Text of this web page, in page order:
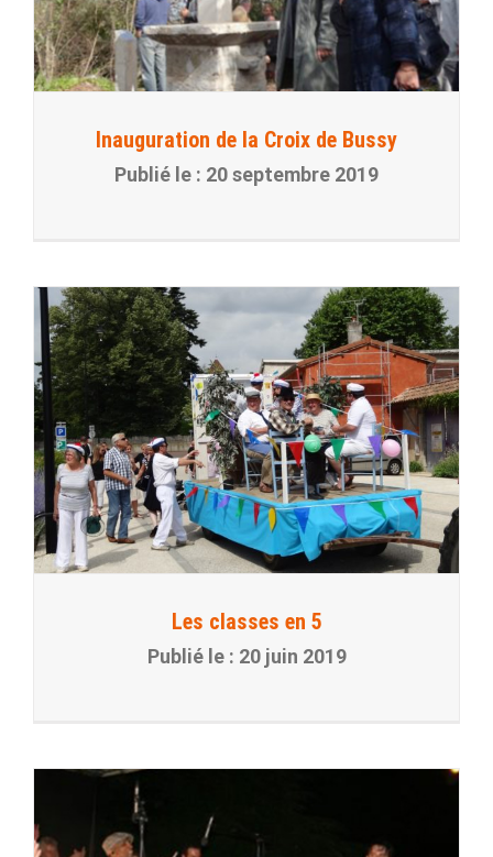
Inauguration de la Croix de Bussy
20 septembre 2019
Les classes en 5
20 juin 2019